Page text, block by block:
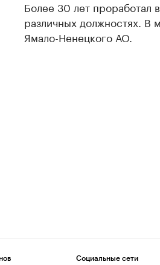
Более 30 лет проработал
различных должностях. В
Ямало-Ненецкого АО.
Социальные сети